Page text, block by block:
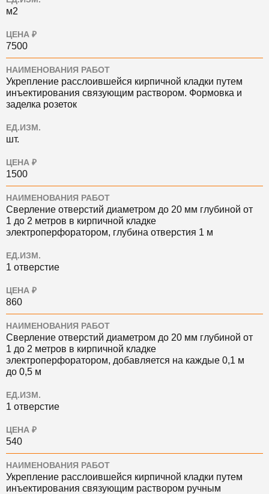
м2
ЦЕНА ₽
7500
НАИМЕНОВАНИЯ РАБОТ
Укрепление расслоившейся кирпичной кладки путем
инъектирования связующим раствором. Формовка и
заделка розеток
ЕД.ИЗМ.
шт.
ЦЕНА ₽
1500
НАИМЕНОВАНИЯ РАБОТ
Сверление отверстий диаметром до 20 мм глубиной от
1 до 2 метров в кирпичной кладке
электроперфоратором, глубина отверстия 1 м
ЕД.ИЗМ.
1 отверстие
ЦЕНА ₽
860
НАИМЕНОВАНИЯ РАБОТ
Сверление отверстий диаметром до 20 мм глубиной от
1 до 2 метров в кирпичной кладке
электроперфоратором, добавляется на каждые 0,1 м
до 0,5 м
ЕД.ИЗМ.
1 отверстие
ЦЕНА ₽
540
НАИМЕНОВАНИЯ РАБОТ
Укрепление расслоившейся кирпичной кладки путем
инъектирования связующим раствором ручным